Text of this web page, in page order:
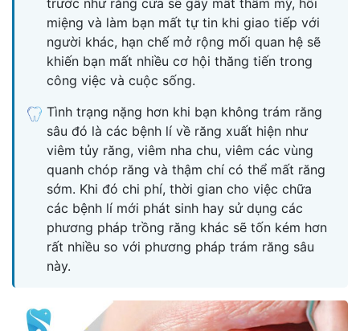
miệng và làm bạn mất tự tin khi giao tiếp với
người khác, hạn chế mở rộng mối quan hệ sẽ
khiến bạn mất nhiều cơ hội thăng tiến trong
công việc và cuộc sống.
Tình trạng nặng hơn khi bạn không trám răng
sâu đó là các bệnh lí về răng xuất hiện như
viêm tủy răng, viêm nha chu, viêm các vùng
quanh chóp răng và thậm chí có thể mất răng
sớm. Khi đó chi phí, thời gian cho việc chữa
các bệnh lí mới phát sinh hay sử dụng các
phương pháp trồng răng khác sẽ tốn kém hơn
rất nhiều so với phương pháp trám răng sâu
này.